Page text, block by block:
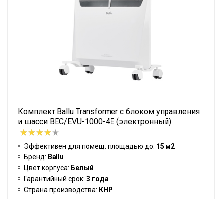
Комплект Ballu Transformer с блоком управления
и шасси BEC/EVU-1000-4E (электронный)
Эффективен для помещ. площадью до: 15 м2
Бренд: Ballu
Цвет корпуса: Белый
Гарантийный срок: 3 года
Страна производства: КНР